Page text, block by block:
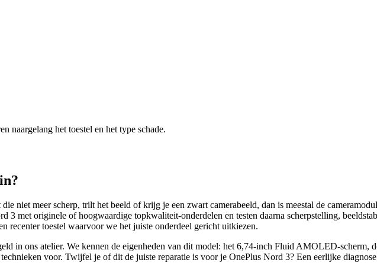
naargelang het toestel en het type schade.
in?
niet meer scherp, trilt het beeld of krijg je een zwart camerabeeld, dan is meestal de
3 met originele of hoogwaardige topkwaliteit-onderdelen en testen daarna scherpstelling,
recenter toestel waarvoor we het juiste onderdeel gericht uitkiezen.
in ons atelier. We kennen de eigenheden van dit model: het 6,74-inch Fluid AMOLED-scherm,
voor. Twijfel je of dit de juiste reparatie is voor je OnePlus Nord 3? Een eerlijke